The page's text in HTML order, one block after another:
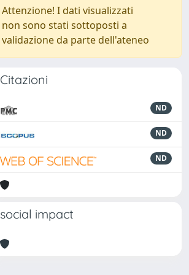
Attenzione! I dati visualizzati
non sono stati sottoposti a
validazione da parte dell'ateneo
Citazioni
ND
ND
ND
social impact